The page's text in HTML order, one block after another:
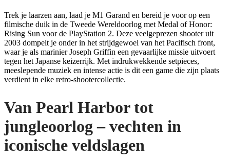
Trek je laarzen aan, laad je M1 Garand en bereid je voor op een
filmische duik in de Tweede Wereldoorlog met Medal of Honor:
Rising Sun voor de PlayStation 2. Deze veelgeprezen shooter uit
2003 dompelt je onder in het strijdgewoel van het Pacifisch front,
waar je als marinier Joseph Griffin een gevaarlijke missie uitvoert
tegen het Japanse keizerrijk. Met indrukwekkende setpieces,
meeslepende muziek en intense actie is dit een game die zijn plaats
verdient in elke retro-shootercollectie.
Van Pearl Harbor tot
jungleoorlog – vechten in
iconische veldslagen